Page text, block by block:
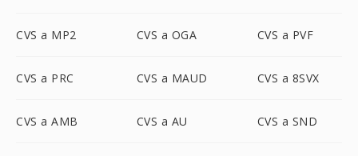
CVS a MP2 CVS a OGA CVS a PVF
CVS a PRC CVS a MAUD CVS a 8SVX
CVS a AMB CVS a AU CVS a SND